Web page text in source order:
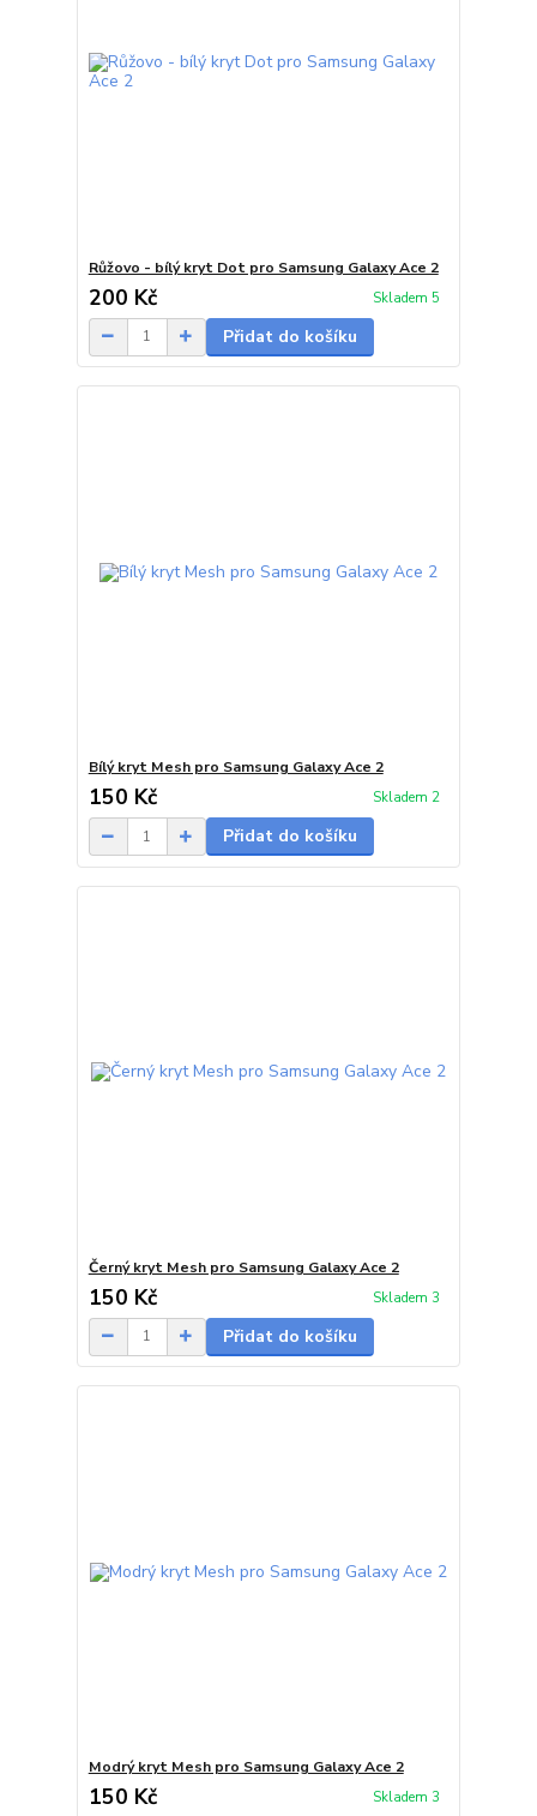
Růžovo - bílý kryt Dot pro Samsung Galaxy Ace 2
200 Kč Skladem 5
Přidat do košíku
Bílý kryt Mesh pro Samsung Galaxy Ace 2
150 Kč Skladem 2
Přidat do košíku
Černý kryt Mesh pro Samsung Galaxy Ace 2
150 Kč Skladem 3
Přidat do košíku
Modrý kryt Mesh pro Samsung Galaxy Ace 2
150 Kč Skladem 3